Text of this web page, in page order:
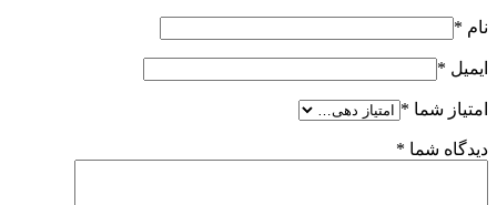
نام *
ایمیل *
امتیاز شما *
دیدگاه شما *